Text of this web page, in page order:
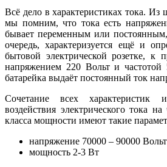
Всё дело в характеристиках тока. Из
мы помним, что тока есть
бывает переменным или
очередь, характеризуется ещё и
бытовой электрической розетке, к
напряжением 220 Вольт и частотой
батарейка выдаёт постоянный ток
Сочетание всех характеристик
воздействия электрического тока
класса мощности имеют такие
напряжение 70000 – 90000 Вольт
мощность 2-3 Вт